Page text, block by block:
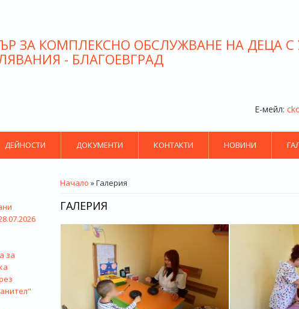
ЗА КОМПЛЕКСНО ОБСЛУЖВАНЕ НА ДЕЦА
- БЛАГОЕВГРАД
Е-мейл:
ДЕЙНОСТИ ДОКУМЕНТИ КОНТАКТИ НОВИНИ
ВИЕ СТЕ ТУК
Начало » Галерия
ГАЛЕРИЯ
за